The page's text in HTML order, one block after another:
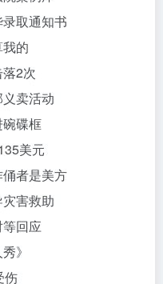
取通知书
的
2次
卖活动
碟框
美元
者是美方
害救助
回应
》
伤